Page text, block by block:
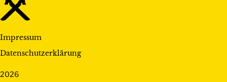
2026
Impressum
Datenschutzerklärung